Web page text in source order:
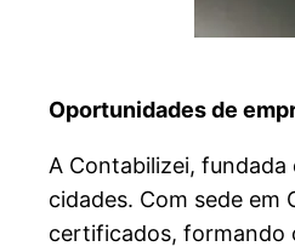
Oportunidades de
A Contabilizei,
cidades. Com sede em
certificados, formando